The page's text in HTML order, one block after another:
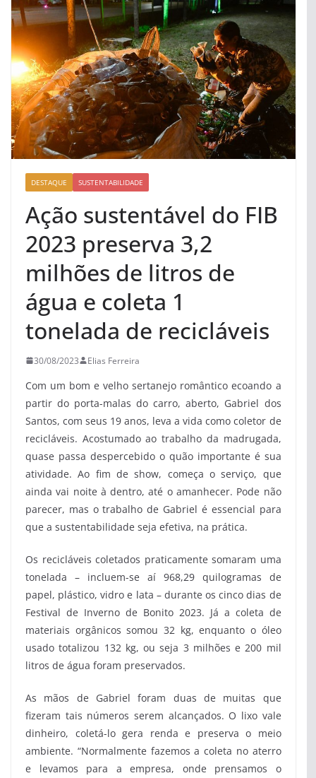
DESTAQUE SUSTENTABILIDADE
Ação sustentável do FIB
2023 preserva 3,2
milhões de litros de
água e coleta 1
tonelada de recicláveis
30/08/2023 Elias Ferreira
Com um bom e velho sertanejo romântico ecoando a
partir do porta-malas do carro, aberto, Gabriel dos
Santos, com seus 19 anos, leva a vida como coletor de
recicláveis. Acostumado ao trabalho da madrugada,
quase passa despercebido o quão importante é sua
atividade. Ao fim de show, começa o serviço, que
ainda vai noite à dentro, até o amanhecer. Pode não
parecer, mas o trabalho de Gabriel é essencial para
que a sustentabilidade seja efetiva, na prática.
Os recicláveis coletados praticamente somaram uma
tonelada – incluem-se aí 968,29 quilogramas de
papel, plástico, vidro e lata – durante os cinco dias de
Festival de Inverno de Bonito 2023. Já a coleta de
materiais orgânicos somou 32 kg, enquanto o óleo
usado totalizou 132 kg, ou seja 3 milhões e 200 mil
litros de água foram preservados.
As mãos de Gabriel foram duas de muitas que
fizeram tais números serem alcançados. O lixo vale
dinheiro, coletá-lo gera renda e preserva o meio
ambiente. “Normalmente fazemos a coleta no aterro
e levamos para a empresa, onde prensamos o